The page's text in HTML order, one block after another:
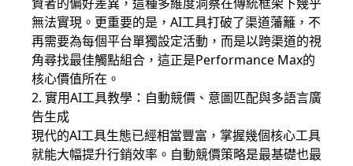
無法實現。更重要的是，AI工具打破了渠道藩籬，不
再需要為每個平台單獨設定活動，而是以跨渠道的視
角尋找最佳觸點組合，這正是Performance Max的
核心價值所在。
2. 實用AI工具教學：自動競價、意圖匹配與多語言廣
告生成
現代的AI工具生態已經相當豐富，掌握幾個核心工具
就能大幅提升行銷效率。自動競價策略是最基礎也最